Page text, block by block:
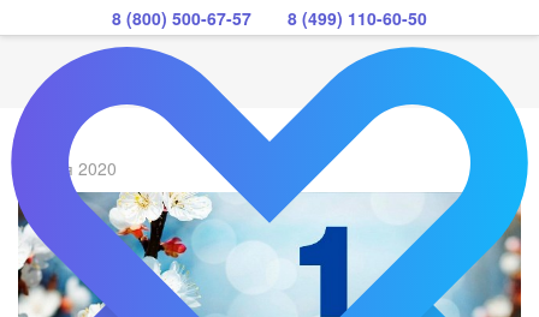
8 (800) 500-67-57 8 (499) 110-60-50
01 мая 2020